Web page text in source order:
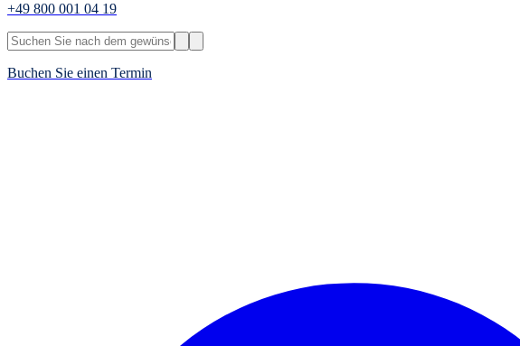
+49 800 001 04 19
Buchen Sie einen Termin